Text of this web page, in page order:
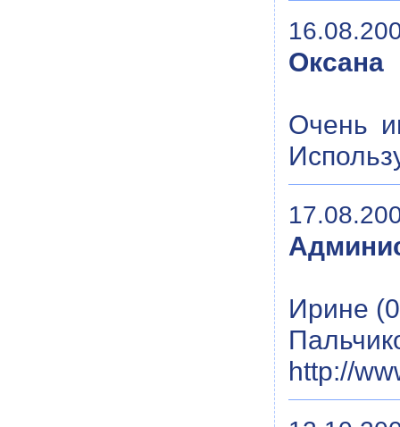
Оксана
Очень
Ирине
http://